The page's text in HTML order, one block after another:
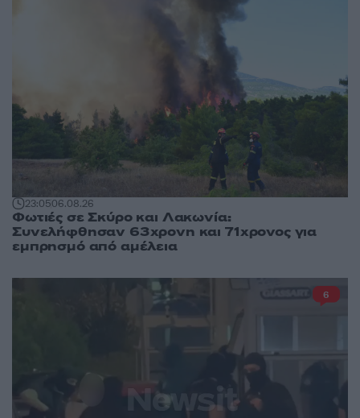
23:0506.08.26
Φωτιές σε Σκύρο και Λακωνία:
Συνελήφθησαν 63χρονη και 71χρονος για
εμπρησμό από αμέλεια
6